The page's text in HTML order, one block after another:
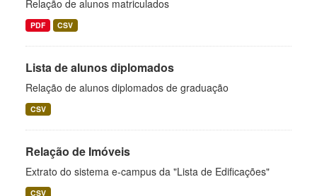
Relação de alunos matriculados
PDF CSV
Lista de alunos diplomados
Relação de alunos diplomados de graduação
CSV
Relação de Imóveis
Extrato do sistema e-campus da "Lista de Edificações"
CSV